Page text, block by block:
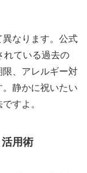
なります。公式
れている過去の
、アレルギー対
静かに祝いたい
すよ。
用術